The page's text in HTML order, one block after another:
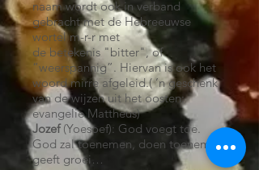
naam wordt ook in verband
gebracht met de Hebreeuwse
wortel m-r-r met
de betekenis "bitter", of
“weerspannig”. Hiervan is ook het
woord mirre afgeleid.( ’n geschenk
van de wijzen uit het oosten:
evangelie Mattheus)
Jozef(Yoesoef): God voegt toe.
God zal toenemen, doen toenemen,
geeft groei…